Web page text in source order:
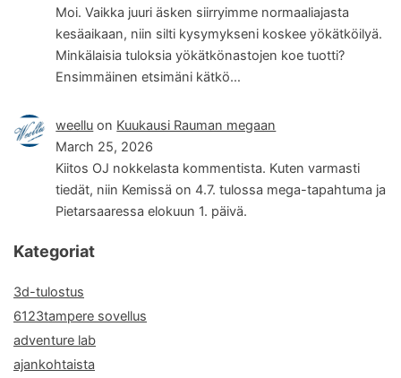
Moi. Vaikka juuri äsken siirryimme normaaliajasta
kesäaikaan, niin silti kysymykseni koskee yökätköilyä.
Minkälaisia tuloksia yökätkönastojen koe tuotti?
Ensimmäinen etsimäni kätkö…
weellu on Kuukausi Rauman megaan
March 25, 2026
Kiitos OJ nokkelasta kommentista. Kuten varmasti
tiedät, niin Kemissä on 4.7. tulossa mega-tapahtuma ja
Pietarsaaressa elokuun 1. päivä.
Kategoriat
3d-tulostus
6123tampere sovellus
adventure lab
ajankohtaista